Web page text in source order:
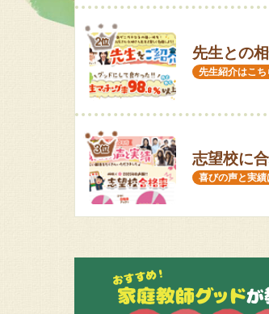
先生との
先生紹介はこ
志望校に
喜びの声と実